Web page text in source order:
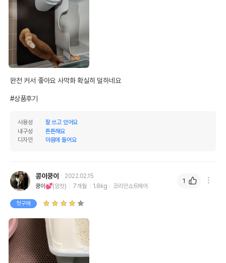
완전 커서 좋아요 사막화 확실히 덜하네요
#상품후기
사용성
잘 쓰고 있어요
내구성
튼튼해요
디자인
마음에 들어요
콩이쿵이
2022.02.15
쿵이💕(암컷) 7개월 1.8kg 코리안쇼트헤어
첫구매
1